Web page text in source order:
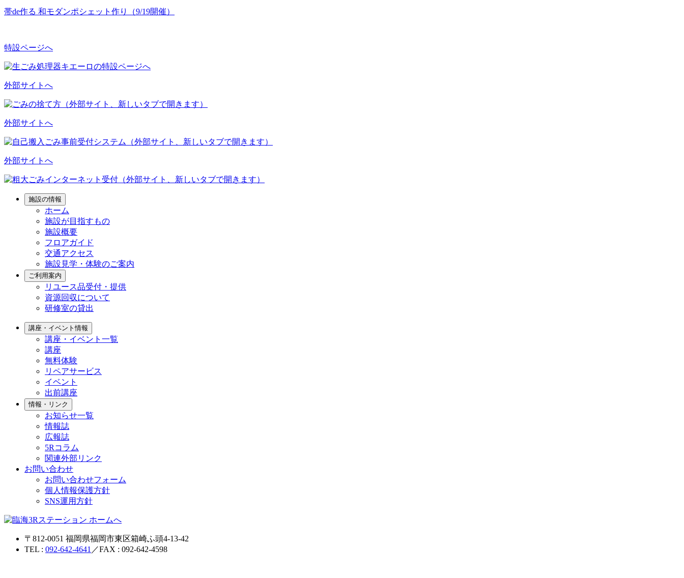
帯de作る 和モダンポシェット作り（9/19開催）
特設ページへ
外部サイトへ
外部サイトへ
外部サイトへ
施設の情報
ホーム
施設が目指すもの
施設概要
フロアガイド
交通アクセス
施設見学・体験のご案内
ご利用案内
リユース品受付・提供
資源回収について
研修室の貸出
講座・イベント情報
講座・イベント一覧
講座
無料体験
リペアサービス
イベント
出前講座
情報・リンク
お知らせ一覧
情報誌
広報誌
5Rコラム
関連外部リンク
お問い合わせ
お問い合わせフォーム
個人情報保護方針
SNS運用方針
〒812-0051 福岡県福岡市東区箱崎ふ頭4-13-42
TEL : 092-642-4641 ／FAX : 092-642-4598